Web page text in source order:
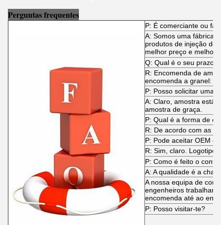
Perguntas frequentes
P: É comerciante ou
A: Somos uma fábrica
produtos de injeção de
melhor preço e melhor
Q: Qual é o seu prazo
R: Encomenda de
encomenda a granel:
P: Posso solicitar uma
A: Claro, amostra está
amostra de graça.
P: Qual é a forma de
R: De acordo com as
P: Pode aceitar OEM
R: Sim, claro. Logotipo
P: Como é feito o
A: A qualidade é a
A nossa equipa de
engenheiros trabalham
encomenda até ao
P: Posso visitar-te?